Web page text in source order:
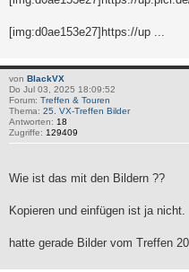
[img:d0ae153e27]https://up ...
von BlackVX
Do Jul 03, 2025 18:09:52
Forum: Treffen & Touren
Thema: 25. VX-Treffen Bilder
Antworten: 18
Zugriffe: 129409
Wie ist das mit den Bildern ??
Kopieren und einfügen ist ja nicht.
hatte gerade Bilder vom Treffen